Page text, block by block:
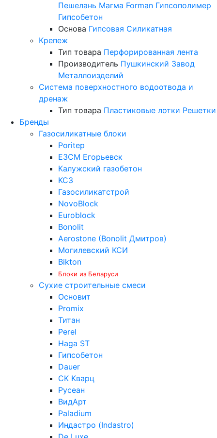
Пешелань Магма Forman Гипсополимер
Гипсобетон
Основа Гипсовая Силикатная
Крепеж
Тип товара Перфорированная лента
Производитель Пушкинский Завод
Металлоизделий
Система поверхностного водоотвода и
дренаж
Тип товара Пластиковые лотки Решетки
Бренды
Газосиликатные блоки
Poritep
ЕЗСМ Егорьевск
Калужский газобетон
КСЗ
Газосиликатстрой
NovoBlock
Euroblock
Bonolit
Aerostone (Bonolit Дмитров)
Могилевский КСИ
Bikton
Блоки из Беларуси
Сухие строительные смеси
Основит
Promix
Титан
Perel
Haga ST
Гипсобетон
Dauer
СК Кварц
Русеан
ВидАрт
Paladium
Индастро (Indastro)